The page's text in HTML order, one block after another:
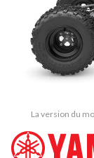
La version du